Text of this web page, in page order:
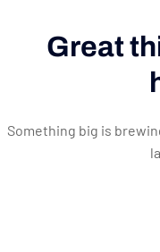
Great
Something big is